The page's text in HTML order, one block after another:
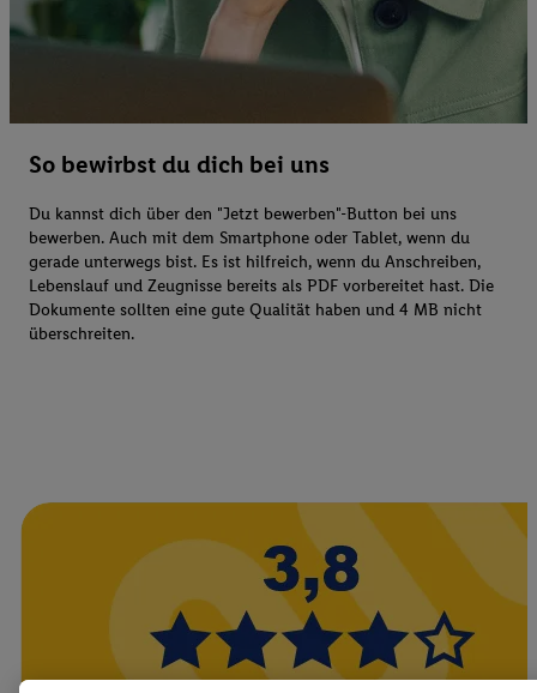
So bewirbst du dich bei uns
Du kannst dich über den "Jetzt bewerben"-Button bei uns
bewerben. Auch mit dem Smartphone oder Tablet, wenn du
gerade unterwegs bist. Es ist hilfreich, wenn du Anschreiben,
Lebenslauf und Zeugnisse bereits als PDF vorbereitet hast. Die
Dokumente sollten eine gute Qualität haben und 4 MB nicht
überschreiten.